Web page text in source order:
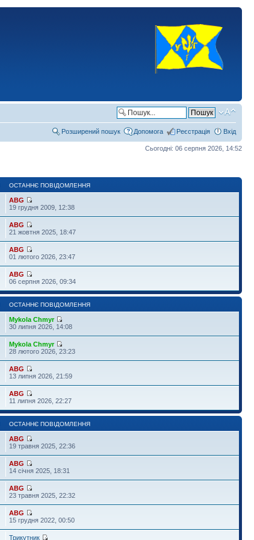
Розширений пошук Допомога Реєстрація Вхід
Сьогодні: 06 серпня 2026, 14:52
ОСТАННЄ ПОВІДОМЛЕННЯ
ABG
19 грудня 2009, 12:38
ABG
21 жовтня 2025, 18:47
ABG
01 лютого 2026, 23:47
ABG
06 серпня 2026, 09:34
ОСТАННЄ ПОВІДОМЛЕННЯ
Mykola Chmyr
30 липня 2026, 14:08
Mykola Chmyr
28 лютого 2026, 23:23
ABG
13 липня 2026, 21:59
ABG
11 липня 2026, 22:27
ОСТАННЄ ПОВІДОМЛЕННЯ
ABG
19 травня 2025, 22:36
ABG
14 січня 2025, 18:31
ABG
23 травня 2025, 22:32
ABG
15 грудня 2022, 00:50
Трикутник